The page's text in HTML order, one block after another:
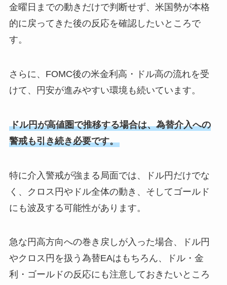
金曜日までの動きだけで判断せず、米国勢が本格
的に戻ってきた後の反応を確認したいところで
す。
さらに、FOMC後の米金利高・ドル高の流れを受
けて、円安が進みやすい環境も続いています。
ドル円が高値圏で推移する場合は、為替介入への
警戒も引き続き必要です。
特に介入警戒が強まる局面では、ドル円だけでな
く、クロス円やドル全体の動き、そしてゴールド
にも波及する可能性があります。
急な円高方向への巻き戻しが入った場合、ドル円
やクロス円を扱う為替EAはもちろん、ドル・金
利・ゴールドの反応にも注意しておきたいところ